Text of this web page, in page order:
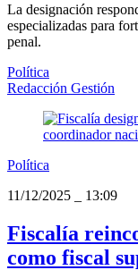
La designación
especializadas para
penal.
Política
Redacción Gestión
Política
11/12/2025
13:09
Fiscalía
como fiscal